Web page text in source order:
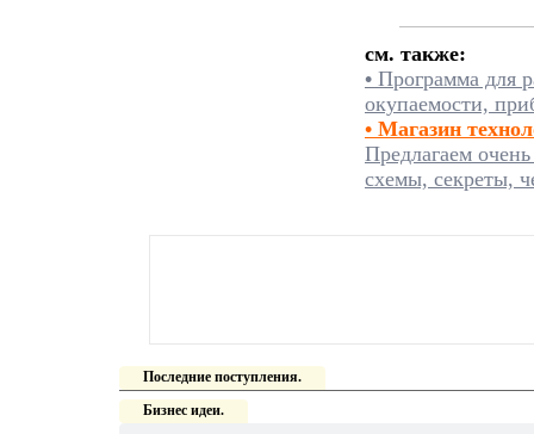
см. также:
• Программа для
окупаемости,
• Магазин
Предлагаем
схемы, секреты,
Последние поступления.
Бизнес идеи.